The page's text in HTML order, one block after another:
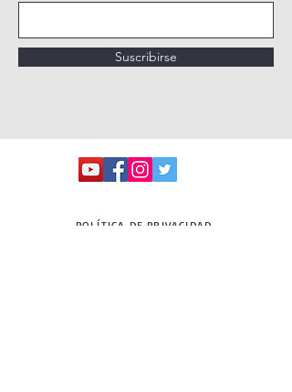
Suscribirse
POLÍTICA DE PRIVACIDAD